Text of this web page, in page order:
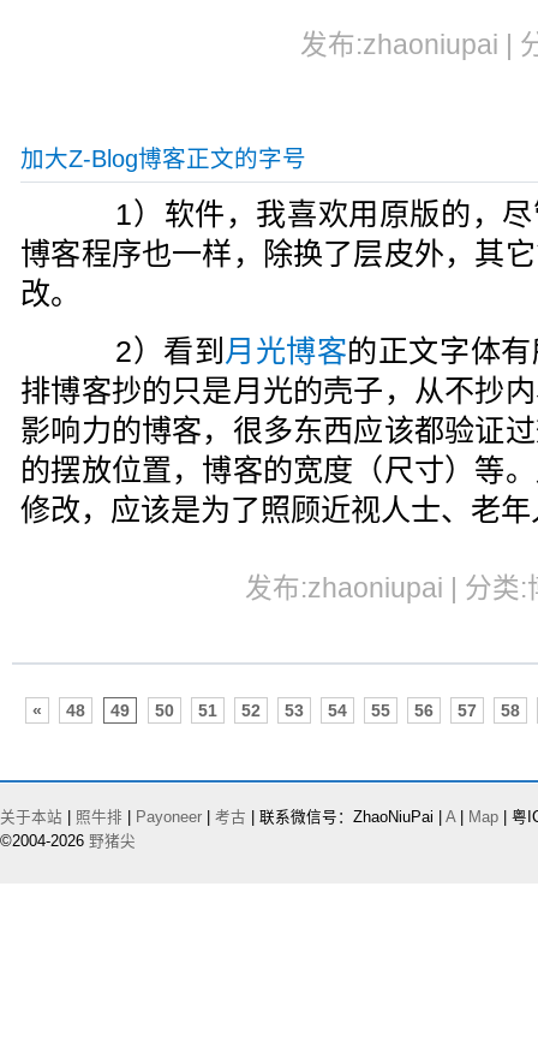
发布:zhaoniupai |
加大Z-Blog博客正文的字号
1）软件，我喜欢用原版的，尽
博客程序也一样，除换了层皮外，其
改。
2）看到 月光博客的正文字体
排博客抄的只是月光的壳子，从不抄
影响力的博客，很多东西应该都验证
的摆放位置，博客的宽度（尺寸）等
修改，应该是为了照顾近视人士、老
发布:zhaoniupai | 分类
« 48 49 50 51 52 53 54 55 56 57 58
关于本站 照牛排 Payoneer 考古 | 联系微信号：ZhaoNiuPai | A| Map | 粤
©2004-2026 野猪尖